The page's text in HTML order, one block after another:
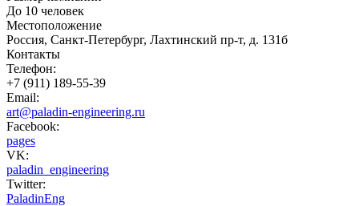
До 10 человек
Местоположение
Россия, Санкт-Петербург, Лахтинский пр-т, д. 131б
Контакты
Телефон:
+7 (911) 189-55-39
Email:
art@paladin-engineering.ru
Facebook:
pages
VK:
paladin_engineering
Twitter:
PaladinEng